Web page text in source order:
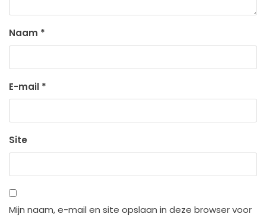
Naam *
E-mail *
Site
Mijn naam, e-mail en site opslaan in deze browser voor